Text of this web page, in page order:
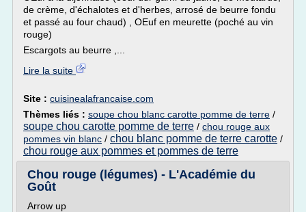
de crème, d'échalotes et d'herbes, arrosé de beurre fondu
et passé au four chaud) , OEuf en meurette (poché au vin
rouge)
Escargots au beurre ,...
Lire la suite
Site : cuisinealafrancaise.com
Thèmes liés : soupe chou blanc carotte pomme de terre /
soupe chou carotte pomme de terre / chou rouge aux
pommes vin blanc / chou blanc pomme de terre carotte /
chou rouge aux pommes et pommes de terre
Chou rouge (légumes) - L'Académie du
Goût
Arrow up